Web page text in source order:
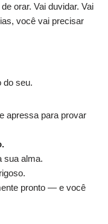
orar. Vai duvidar. Vai
você vai precisar
do seu.
apressa para provar
sua alma.
pronto — e você